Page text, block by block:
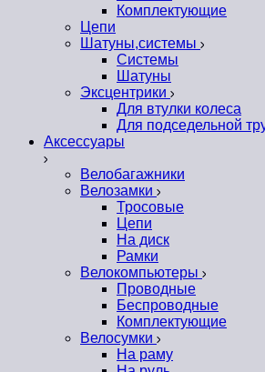
Комплектующие
Цепи
Шатуны,системы
Системы
Шатуны
Эксцентрики
Для втулки колеса
Для подседельной
Аксессуары
Велобагажники
Велозамки
Тросовые
Цепи
На диск
Рамки
Велокомпьютеры
Проводные
Беспроводные
Комплектующие
Велосумки
На раму